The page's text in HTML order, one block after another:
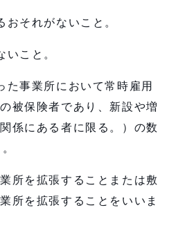
おそれがないこと。
いこと。
た事業所において常時雇用
被保険者であり、新設や増
係にある者に限る。）の数
所を拡張することまたは敷
所を拡張することをいいま